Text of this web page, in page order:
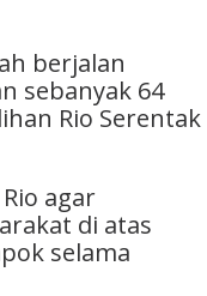
berjalan
sebanyak 64
Rio Serentak
agar
di atas
selama